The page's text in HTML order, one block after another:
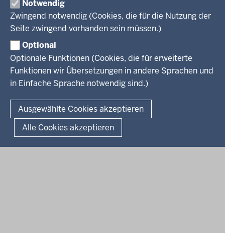
Notwendig
Zwingend notwendig (Cookies, die für die Nutzung der
Seite zwingend vorhanden sein müssen.)
Optional
Optionale Funktionen (Cookies, die für erweiterte
Funktionen wir Übersetzungen in andere Sprachen und
in Einfache Sprache notwendig sind.)
Ausgewählte Cookies akzeptieren
Alle Cookies akzeptieren
Fußzeile
Ministerium
Kinder
Jugend
Familie
LSBTIQ*
Gleichstellung
Flucht
Presse
Pressemitteilungen
Pressekontakt
Fotos
RSS-Feeds
Service
Broschürenservice
Bibliothek
Newsletter
Geschützter Kontakt
Landesportal NRW
Anfahrt
E-Rechnung
#WTFuture
Fußzeile
Seitenübersicht Kontakt Datenschutz